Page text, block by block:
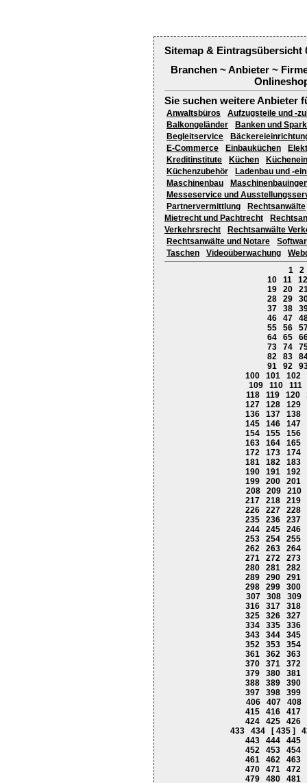
Sitemap & Eintragsübersicht
Branchen ~ Anbieter ~
Sie suchen weitere Anbieter
Anwaltsbüros
Aufzugsteile und -
Balkongeländer
Banken und
Begleitservice
E-Commerce
Einbauküchen
Kreditinstitute
Küchen
Küchenzubehör
Ladenbau und -
Maschinenbau
Messeservice und
Partnervermittlung
Rechtsanwälte
Mietrecht und Pachtrecht
Verkehrsrecht
Rechtsanwälte
Rechtsanwälte und Notare
Taschen
Videoüberwachung
1
2
10
11
12
19
20
28
29
37
38
46
47
55
56
64
65
73
74
82
83
91
92
100
101
102
109
110
111
118
119 120
127
128
129
136
137
138
145
146
147
154
155
156
163
164
165
172
173
174
181
182
183
190
191
192
199
200
201
208
209
210
217
218
219
226
227
228
235
236
237
244
245
246
253
254
255
262
263
264
271
272
273
280
281
282
289
290
291
298
299
300
307
308
309
316
317
318
325
326
327
334
335
336
343
344
345
352
353
354
361
362
363
370
371
372
379
380
381
388
389
390
397
398
399
406
407
408
415
416
417
424
425
426
433
434 [ 435 ]
443
444
445
452
453
454
461
462
463
470
471
472
479
480
481